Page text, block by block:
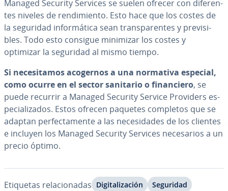
Managed Security Services se suelen ofrecer con di­fe­re­n­
tes niveles de re­n­di­mie­n­to. Esto hace que los costes de
la seguridad in­fo­r­má­ti­ca sean tra­n­s­pa­re­n­tes y pre­vi­si­
bles. Todo esto consigue minimizar los costes y
optimizar la seguridad al mismo tiempo.
Si ne­ce­si­ta­mos acogernos a una normativa especial,
como ocurre en el sector sanitario o fi­na­n­cie­ro, se
puede recurrir a Managed Security Service Providers es­
pe­cia­li­za­dos. Estos ofrecen paquetes completos que se
adaptan pe­r­fe­c­ta­me­n­te a las ne­ce­si­da­des de los clientes
e incluyen los Managed Security Services ne­ce­sa­rios a un
precio óptimo.
Etiquetas re­la­cio­na­das Di­gi­ta­li­za­ción Seguridad